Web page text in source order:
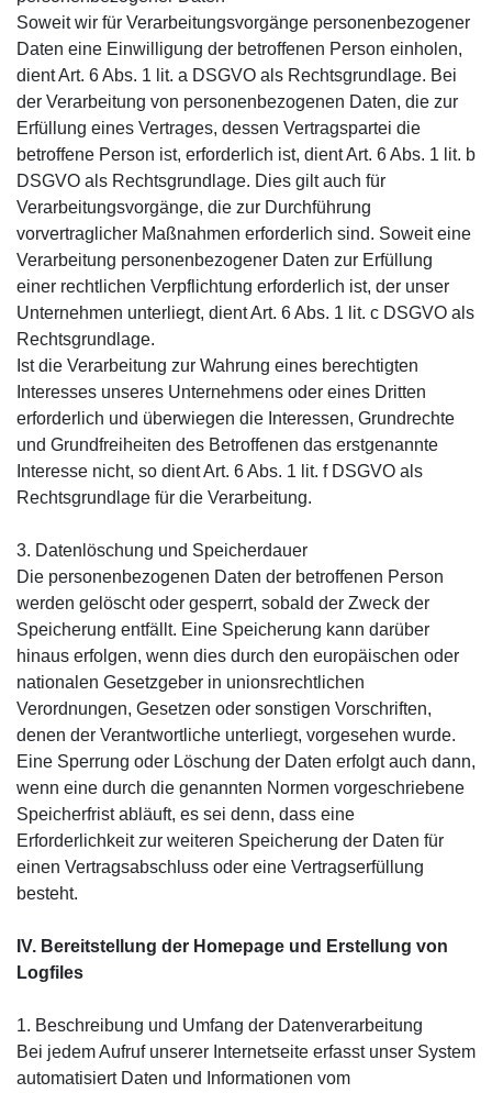
Soweit wir für Verarbeitungsvorgänge personenbezogener
Daten eine Einwilligung der betroffenen Person einholen,
dient Art. 6 Abs. 1 lit. a DSGVO als Rechtsgrundlage. Bei
der Verarbeitung von personenbezogenen Daten, die zur
Erfüllung eines Vertrages, dessen Vertragspartei die
betroffene Person ist, erforderlich ist, dient Art. 6 Abs. 1 lit. b
DSGVO als Rechtsgrundlage. Dies gilt auch für
Verarbeitungsvorgänge, die zur Durchführung
vorvertraglicher Maßnahmen erforderlich sind. Soweit eine
Verarbeitung personenbezogener Daten zur Erfüllung
einer rechtlichen Verpflichtung erforderlich ist, der unser
Unternehmen unterliegt, dient Art. 6 Abs. 1 lit. c DSGVO als
Rechtsgrundlage.
Ist die Verarbeitung zur Wahrung eines berechtigten
Interesses unseres Unternehmens oder eines Dritten
erforderlich und überwiegen die Interessen, Grundrechte
und Grundfreiheiten des Betroffenen das erstgenannte
Interesse nicht, so dient Art. 6 Abs. 1 lit. f DSGVO als
Rechtsgrundlage für die Verarbeitung.
3. Datenlöschung und Speicherdauer
Die personenbezogenen Daten der betroffenen Person
werden gelöscht oder gesperrt, sobald der Zweck der
Speicherung entfällt. Eine Speicherung kann darüber
hinaus erfolgen, wenn dies durch den europäischen oder
nationalen Gesetzgeber in unionsrechtlichen
Verordnungen, Gesetzen oder sonstigen Vorschriften,
denen der Verantwortliche unterliegt, vorgesehen wurde.
Eine Sperrung oder Löschung der Daten erfolgt auch dann,
wenn eine durch die genannten Normen vorgeschriebene
Speicherfrist abläuft, es sei denn, dass eine
Erforderlichkeit zur weiteren Speicherung der Daten für
einen Vertragsabschluss oder eine Vertragserfüllung
besteht.
IV. Bereitstellung der Homepage und Erstellung von
Logfiles
1. Beschreibung und Umfang der Datenverarbeitung
Bei jedem Aufruf unserer Internetseite erfasst unser System
automatisiert Daten und Informationen vom